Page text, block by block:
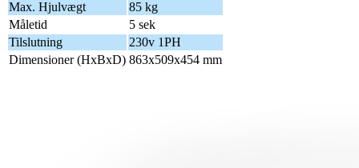
Max. Hjulvægt
85 kg
Måletid
5 sek
Tilslutning
230v 1PH
Dimensioner (HxBxD) 863x509x454 mm